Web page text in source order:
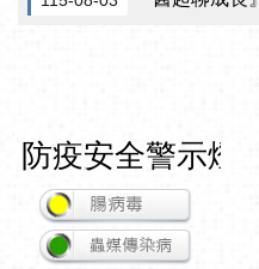
防疫安全警示燈號